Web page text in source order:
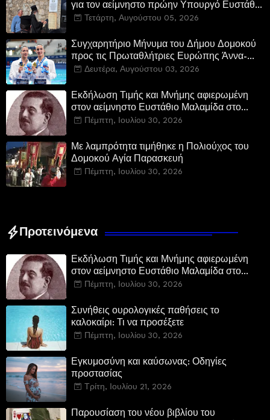
για τον αείμνηστο πρώην Υπουργό Ευστάθιο
Μαλαμίδα στο Νεοχώρι Δομοκού
Τετάρτη, Αυγούστου 05, 2026
Συγχαρητήριο Μήνυμα του Δήμου Δομοκού
προς τις Πρωταθλήτριες Ευρώπης Άννα-
Μαρία και Ειρήνη-Μαρίνα Αλεξανδρή
Δευτέρα, Αυγούστου 03, 2026
Εκδήλωση Τιμής και Μνήμης αφιερωμένη
στον αείμνηστο Ευστάθιο Μαλαμίδα στο
Νεοχώρι Δομοκού:
Πέμπτη, Ιουλίου 30, 2026
Με λαμπρότητα τιμήθηκε η Πολιούχος του
Δομοκού Αγία Παρασκευή
Πέμπτη, Ιουλίου 30, 2026
Προτεινόμενα
Εκδήλωση Τιμής και Μνήμης αφιερωμένη
στον αείμνηστο Ευστάθιο Μαλαμίδα στο
Νεοχώρι Δομοκού:
Πέμπτη, Ιουλίου 30, 2026
Συνήθεις ουρολογικές παθήσεις το
καλοκαίρι: Τι να προσέξετε
Πέμπτη, Ιουλίου 30, 2026
Εγκυμοσύνη και καύσωνας: Οδηγίες
προστασίας
Τρίτη, Ιουλίου 21, 2026
Παρουσίαση του νέου βιβλίου του